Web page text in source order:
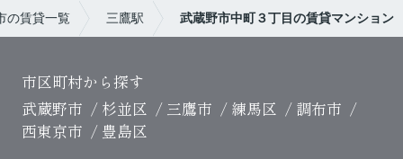
の賃貸一覧 三鷹駅 武蔵野市中町３丁目の賃貸マンション
市区町村から探す
武蔵野市
杉並区 三鷹市 練馬区
調布市
西東京市
豊島区